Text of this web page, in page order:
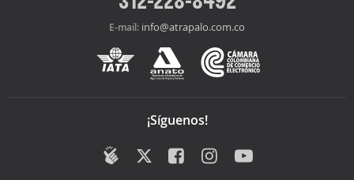
E-mail: info@atrapalo.com.co
¡Síguenos!